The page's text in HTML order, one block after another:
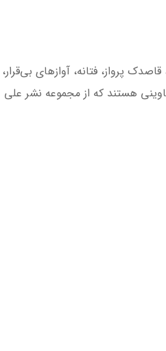
پرواز، فتانه، آوازهای بی‌قرار،
هستند که از مجموعه نشر علی